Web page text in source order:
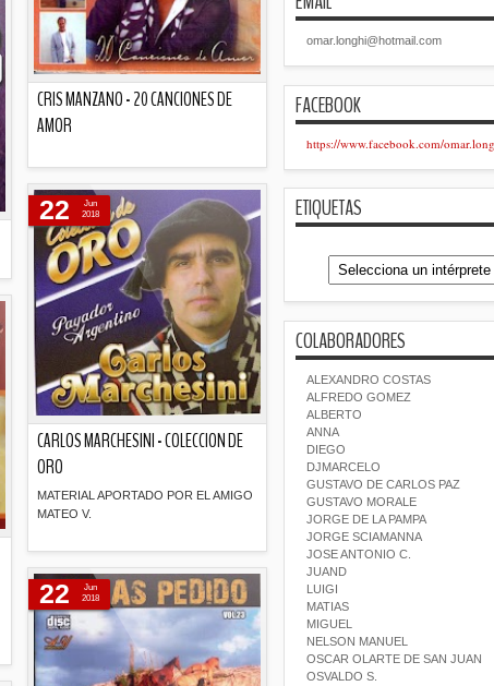
CRIS MANZANO - 20 CANCIONES DE
AMOR
CARLOS MARCHESINI - COLECCION DE
ORO
MATERIAL APORTADO POR EL AMIGO
MATEO V.
22
Jun
2018
22
Jun
2018
omar.longhi@hotmail.com
FACEBOOK
https://www.facebook.com/
ETIQUETAS
COLABORADORES
ALEXANDRO COSTAS
ALFREDO GOMEZ
ALBERTO
ANNA
DIEGO
DJMARCELO
GUSTAVO DE CARLOS PAZ
GUSTAVO MORALE
JORGE DE LA PAMPA
JORGE SCIAMANNA
JOSE ANTONIO C.
JUAND
LUIGI
MATIAS
MIGUEL
NELSON MANUEL
OSCAR OLARTE DE SAN JUAN
OSVALDO S.